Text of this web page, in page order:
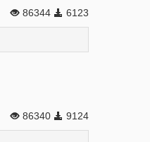
86344 6123
86340 9124